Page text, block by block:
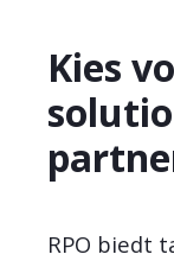
Kies
RPO biedt